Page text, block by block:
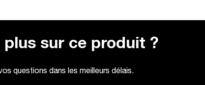
plus sur ce produit ?
questions dans les meilleurs délais.